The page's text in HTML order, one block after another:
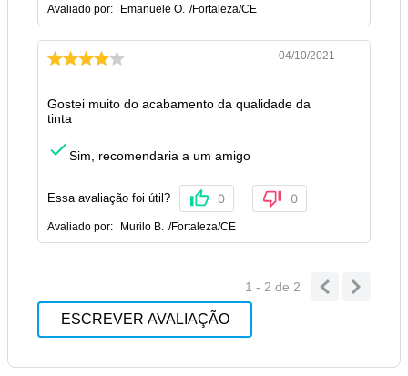
Avaliado por: Emanuele O. /Fortaleza/CE
04/10/2021
Gostei muito do acabamento da qualidade da
tinta
Sim, recomendaria a um amigo
Essa avaliação foi útil? 0 0
Avaliado por: Murilo B. /Fortaleza/CE
1 - 2 de 2
ESCREVER AVALIAÇÃO